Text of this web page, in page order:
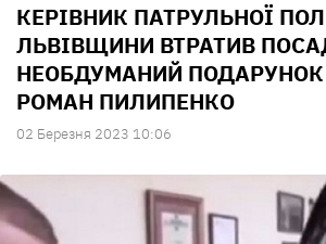
КЕРІВНИК ПАТРУЛЬНОЇ
ЛЬВІВЩИНИ ВТРАТИВ
НЕОБДУМАНИЙ ПОДАРУНОК
РОМАН ПИЛИПЕНКО
02 Березня 2023 10:06